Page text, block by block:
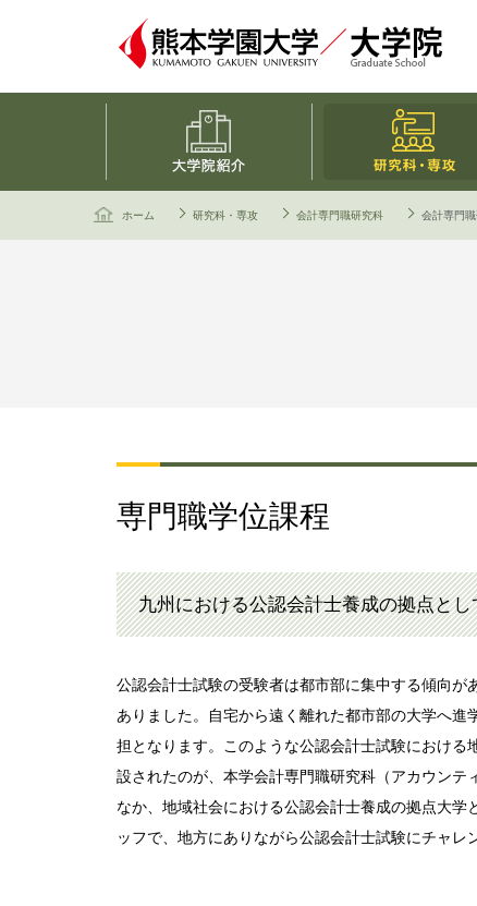
ホーム 研究科・専攻 会計専門職研究科 会計専門
専門職学位課程
九州における公認会計士養成の拠点とし
公認会計士試験の受験者は都市部に集中する傾向
ありました。自宅から遠く離れた都市部の大学へ
担となります。このような公認会計士試験におけ
設されたのが、本学会計専門職研究科（アカウン
なか、地域社会における公認会計士養成の拠点大
ッフで、地方にありながら公認会計士試験にチャレ